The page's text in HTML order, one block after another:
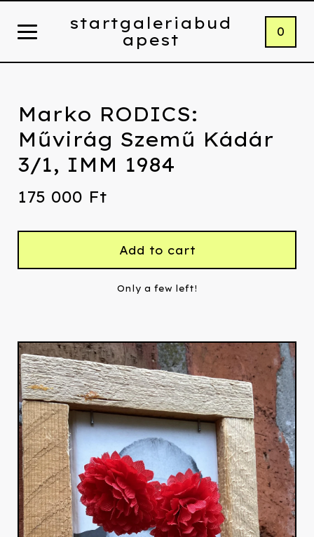
startgaleriabud
apest
0
Marko RODICS:
Művirág Szemű Kádár
3/1, IMM 1984
175 000 Ft
Add to cart
Only a few left!